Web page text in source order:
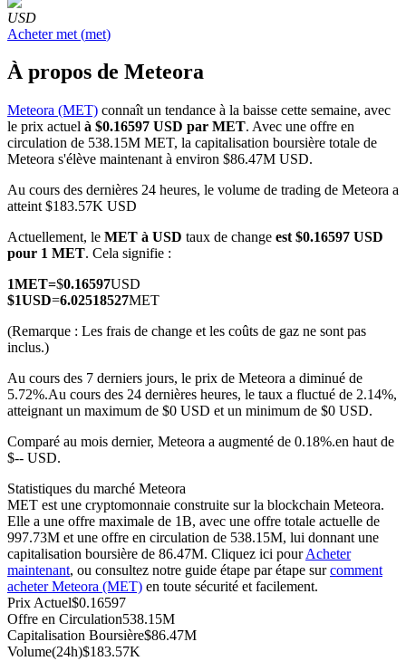
Futures COIN-M
Contrats à terme sur crypto-monnaie
TradFi
Produits dérivés sur actions, forex, métaux précieux et matières
premières
Futures USDC
Futures utilisant l'USDC comme garantie
USD
Acheter met (met)
À propos de Meteora
Meteora (MET) connaît un tendance à la baisse cette semaine, avec
le prix actuel à $0.16597 USD par MET. Avec une offre en
circulation de 538.15M MET, la capitalisation boursière totale de
Meteora s'élève maintenant à environ $86.47M USD.
Au cours des dernières 24 heures, le volume de trading de Meteora a
atteint $183.57K USD
Actuellement, le MET à USD taux de change est $0.16597 USD
pour 1 MET. Cela signifie :
1MET=$0.16597USD
$1USD=6.02518527MET
(Remarque : Les frais de change et les coûts de gaz ne sont pas
inclus.)
Au cours des 7 derniers jours, le prix de Meteora a diminué de
5.72%.Au cours des 24 dernières heures, le taux a fluctué de 2.14%,
atteignant un maximum de $0 USD et un minimum de $0 USD.
Comparé au mois dernier, Meteora a augmenté de 0.18%.en haut de
$-- USD.
Statistiques du marché Meteora
MET est une cryptomonnaie construite sur la blockchain Meteora.
Elle a une offre maximale de 1B, avec une offre totale actuelle de
997.73M et une offre en circulation de 538.15M, lui donnant une
capitalisation boursière de 86.47M. Cliquez ici pourAcheter
maintenant, ou consultez notre guide étape par étape surcomment
acheter Meteora (MET) en toute sécurité et facilement.
Prix Actuel$0.16597
Offre en Circulation538.15M
Capitalisation Boursière$86.47M
Volume(24h)$183.57K